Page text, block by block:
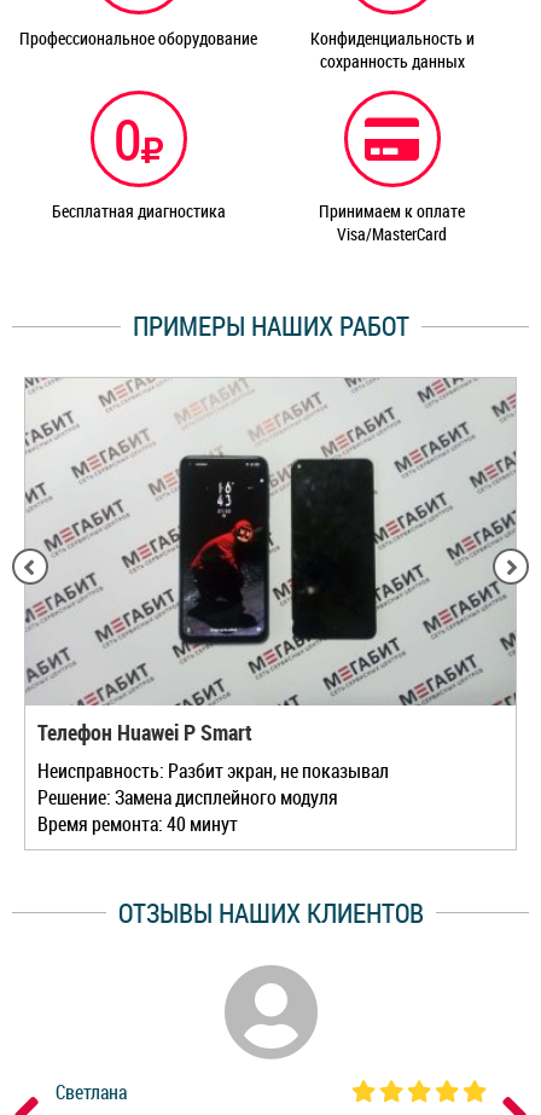
Профессиональное оборудование
Конфиденциальность и
сохранность данных
0
Бесплатная диагностика
Принимаем к оплате
Visa/MasterCard
ПРИМЕРЫ НАШИХ РАБОТ
Телефон Huawei P Smart
Неисправность: Разбит экран, не показывал
Решение: Замена дисплейного модуля
Время ремонта: 40 минут
ОТЗЫВЫ НАШИХ КЛИЕНТОВ
Светлана